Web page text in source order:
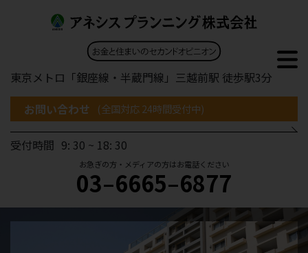
東京メトロ「銀座線・半蔵門線」三越前駅 徒歩駅3分
お問い合わせ
(全国対応 24時間受付中)
受付時間 9: 30 ~ 18: 30
お急ぎの方・メディアの方はお電話ください
03–6665–6877